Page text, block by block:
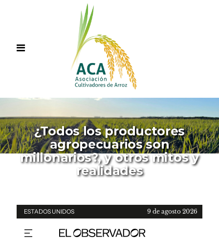
¿Todos los productores
agropecuarios son
millonarios?, y otros mitos y
realidades